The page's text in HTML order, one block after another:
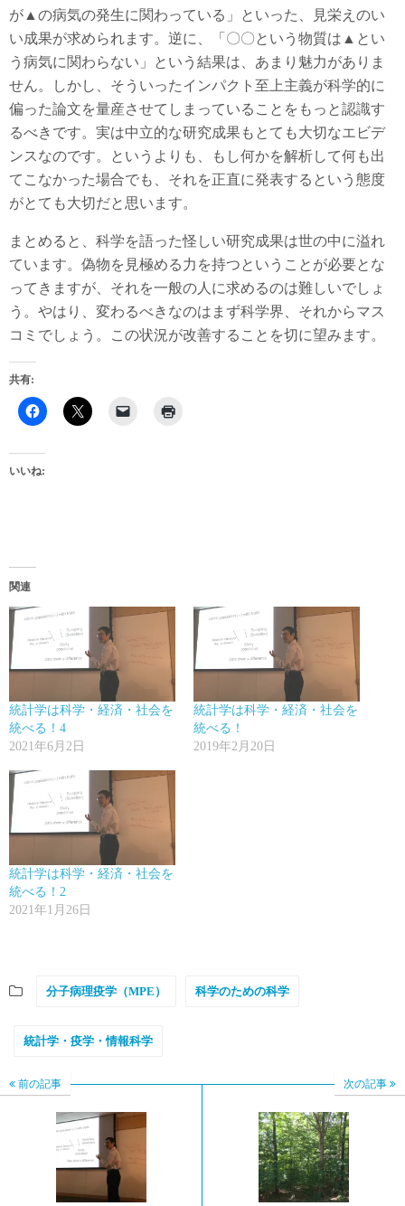
が▲の病気の発生に関わっている」といった、見栄えのい
い成果が求められます。逆に、「〇〇という物質は▲とい
う病気に関わらない」という結果は、あまり魅力がありま
せん。しかし、そういったインパクト至上主義が科学的に
偏った論文を量産させてしまっていることをもっと認識す
るべきです。実は中立的な研究成果もとても大切なエビデ
ンスなのです。というよりも、もし何かを解析して何も出
てこなかった場合でも、それを正直に発表するという態度
がとても大切だと思います。
まとめると、科学を語った怪しい研究成果は世の中に溢れ
ています。偽物を見極める力を持つということが必要とな
ってきますが、それを一般の人に求めるのは難しいでしょ
う。やはり、変わるべきなのはまず科学界、それからマス
コミでしょう。この状況が改善することを切に望みます。
共有:
いいね:
関連
統計学は科学・経済・社会を
統べる！4
2021年6月2日
統計学は科学・経済・社会を
統べる！
2019年2月20日
統計学は科学・経済・社会を
統べる！2
2021年1月26日
分子病理疫学（MPE） 科学のための科学
統計学・疫学・情報科学
前の記事 次の記事